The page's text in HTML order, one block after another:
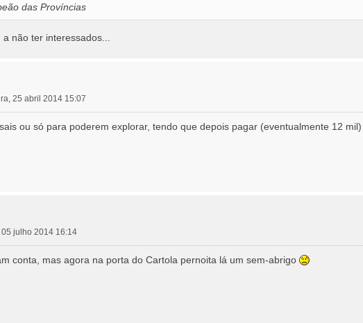
das Províncias
não ter interessados...
25 abril 2014 15:07
ou só para poderem explorar, tendo que depois pagar (eventualmente 12
julho 2014 16:14
conta, mas agora na porta do Cartola pernoita lá um sem-abrigo